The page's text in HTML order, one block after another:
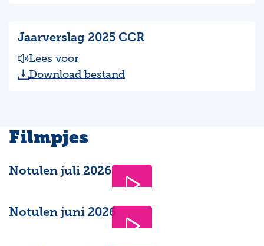
Jaarverslag 2025 CCR
Lees voor
Download bestand
Filmpjes
Notulen juli 2026
Notulen juni 2026